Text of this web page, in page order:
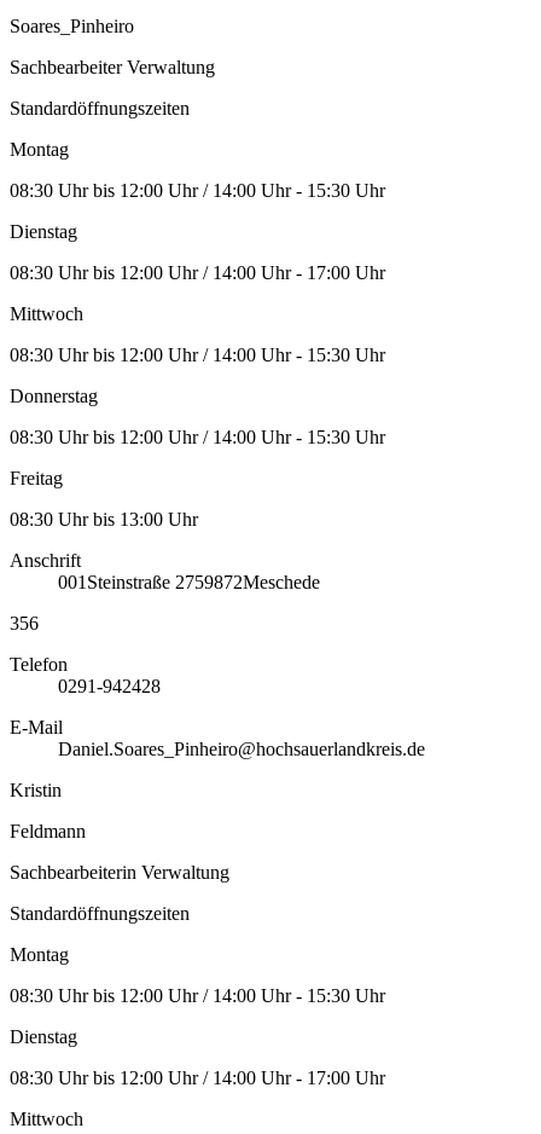
Soares_Pinheiro
Sachbearbeiter Verwaltung
Standardöffnungszeiten
Montag
08:30 Uhr bis 12:00 Uhr / 14:00 Uhr - 15:30 Uhr
Dienstag
08:30 Uhr bis 12:00 Uhr / 14:00 Uhr - 17:00 Uhr
Mittwoch
08:30 Uhr bis 12:00 Uhr / 14:00 Uhr - 15:30 Uhr
Donnerstag
08:30 Uhr bis 12:00 Uhr / 14:00 Uhr - 15:30 Uhr
Freitag
08:30 Uhr bis 13:00 Uhr
Anschrift
001 Steinstraße 2759872Meschede
356
Telefon
0291-942428
E-Mail
Daniel.Soares_Pinheiro@hochsauerlandkreis.de
Kristin
Feldmann
Sachbearbeiterin Verwaltung
Standardöffnungszeiten
Montag
08:30 Uhr bis 12:00 Uhr / 14:00 Uhr - 15:30 Uhr
Dienstag
08:30 Uhr bis 12:00 Uhr / 14:00 Uhr - 17:00 Uhr
Mittwoch